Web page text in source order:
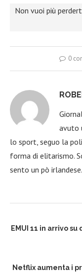
Non vuoi più
0
avuto
lo sport, seguo la
forma di elitarismo.
sento un pò irlandese.
EMUI 11 in arrivo
Netflix aumenta i